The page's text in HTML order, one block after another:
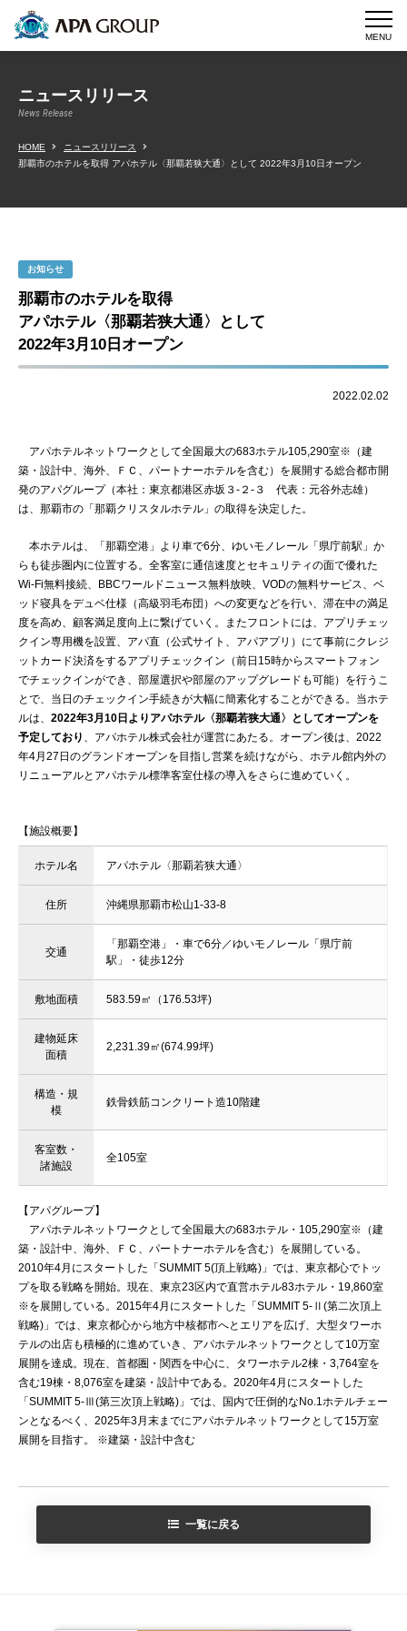
MENU
ニュースリリース
News Release
HOME
ニュースリリース
那覇市のホテルを取得 アパホテル〈那覇若狭大通〉として 2022年3月10日オープン
お知らせ
那覇市のホテルを取得
アパホテル〈那覇若狭大通〉として
2022年3月10日オープン
2022.02.02
アパホテルネットワークとして全国最大の683ホテル105,290室※（建
築・設計中、海外、ＦＣ、パートナーホテルを含む）を展開する総合都市開
発のアパグループ（本社：東京都港区赤坂３-２-３ 代表：元谷外志雄）
は、那覇市の「那覇クリスタルホテル」の取得を決定した。
本ホテルは、「那覇空港」より車で6分、ゆいモノレール「県庁前駅」か
らも徒歩圏内に位置する。全客室に通信速度とセキュリティの面で優れた
Wi-Fi無料接続、BBCワールドニュース無料放映、VODの無料サービス、ベ
ッド寝具をデュベ仕様（高級羽毛布団）への変更などを行い、滞在中の満足
度を高め、顧客満足度向上に繋げていく。またフロントには、アプリチェッ
クイン専用機を設置、アパ直（公式サイト、アパアプリ）にて事前にクレジ
ットカード決済をするアプリチェックイン（前日15時からスマートフォン
でチェックインができ、部屋選択や部屋のアップグレードも可能）を行うこ
とで、当日のチェックイン手続きが大幅に簡素化することができる。当ホテ
ルは、 2022年3月10日よりアパホテル〈那覇若狭大通〉としてオープンを
予定しており
、アパホテル株式会社が運営にあたる。オープン後は、2022
年4月27日のグランドオープンを目指し営業を続けながら、ホテル館内外の
リニューアルとアパホテル標準客室仕様の導入をさらに進めていく。
【施設概要】
ホテル名 アパホテル〈那覇若狭大通〉
住所 沖縄県那覇市松山1-33-8
交通
「那覇空港」・車で6分／ゆいモノレール「県庁前
駅」・徒歩12分
敷地面積 583.59㎡（176.53坪)
建物延床
面積
2,231.39㎡(674.99坪)
構造・規
模
鉄骨鉄筋コンクリート造10階建
客室数・
諸施設
全105室
【アパグループ】
アパホテルネットワークとして全国最大の683ホテル・105,290室※（建
築・設計中、海外、ＦＣ、パートナーホテルを含む）を展開している。
2010年4月にスタートした「SUMMIT 5(頂上戦略)」では、東京都心でトッ
プを取る戦略を開始。現在、東京23区内で直営ホテル83ホテル・19,860室
※を展開している。2015年4月にスタートした「SUMMIT 5-Ⅱ(第二次頂上
戦略)」では、東京都心から地方中核都市へとエリアを広げ、大型タワーホ
テルの出店も積極的に進めていき、アパホテルネットワークとして10万室
展開を達成。現在、首都圏・関西を中心に、タワーホテル2棟・3,764室を
含む19棟・8,076室を建築・設計中である。2020年4月にスタートした
「SUMMIT 5-Ⅲ(第三次頂上戦略)」では、国内で圧倒的なNo.1ホテルチェー
ンとなるべく、2025年3月末までにアパホテルネットワークとして15万室
展開を目指す。 ※建築・設計中含む
一覧に戻る